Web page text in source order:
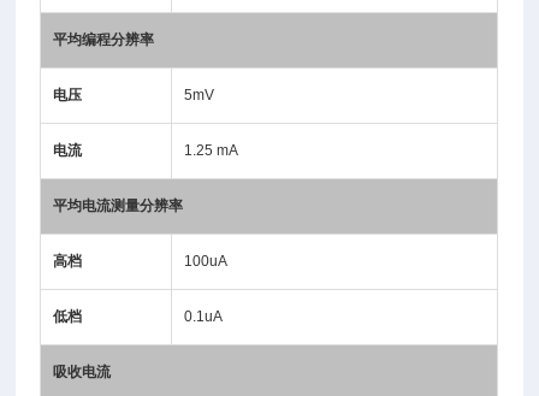
平均编程分辨率
电压 5mV
电流 1.25 mA
平均电流测量分辨率
高档 100uA
低档 0.1uA
吸收电流